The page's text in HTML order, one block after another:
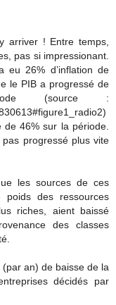
arriver ! Entre temps,
pas si impressionant.
eu 26% d’inflation de
le PIB a progressé de
(source :
de 46% sur la période.
pas progressé plus vite
les sources de ces
des ressources
riches, aient baissé
des classes
(par an) de baisse de la
décidés par